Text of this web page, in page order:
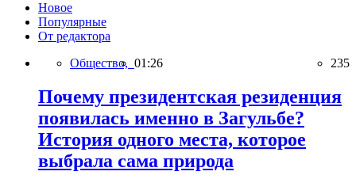
Новое
Популярные
От редактора
Общество, 01:26 235
Почему президентская резиденция
появилась именно в Загульбе?
История одного места, которое
выбрала сама природа